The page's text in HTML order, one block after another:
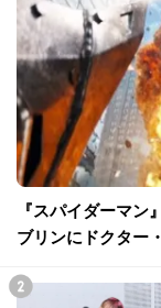
『スパイダーマ
ブリンにドクター